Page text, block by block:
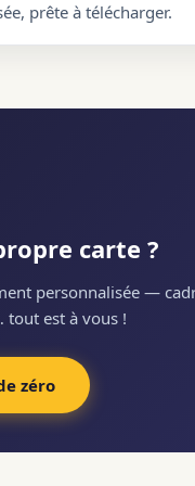
prête à télécharger.
carte ?
personnalisée —
est à vous !
zéro